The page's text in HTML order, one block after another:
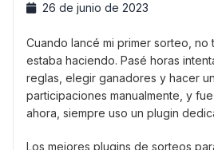
26 de junio de 2023
Cuando lancé mi primer sorteo,
estaba haciendo. Pasé horas
reglas, elegir ganadores y hacer
participaciones manualmente, y
ahora, siempre uso un plugin
Los mejores plugins de sorteos